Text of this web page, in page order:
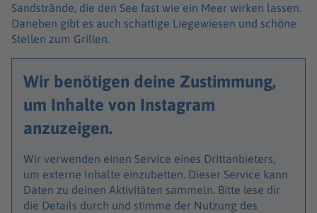
Sandstrände, die den See fast wie ein Meer wirken lassen.
Daneben gibt es auch schattige Liegewiesen und schöne
Stellen zum Grillen.
Wir benötigen deine Zustimmung,
um Inhalte von Instagram
anzuzeigen.
Wir verwenden einen Service eines Drittanbieters,
um externe Inhalte einzubetten. Dieser Service kann
Daten zu deinen Aktivitäten sammeln. Bitte lese dir
die Details durch und stimme der Nutzung des